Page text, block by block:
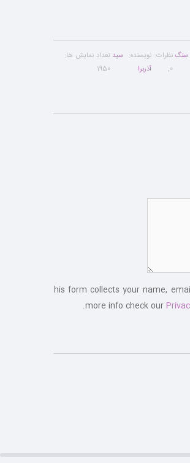
سنگنظرات:
0
,
نویسنده: سید
آذربرا
تعداد نمایش ها:
1950
This form collects your name,
more info check our